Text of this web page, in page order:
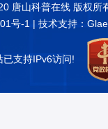
唐山科普在线 版权所
号-1 | 技术支持：
已支持IPv6访问!